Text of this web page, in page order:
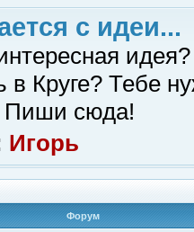
с идеи...
в Круге? Тебе
Пиши сюда!
Игорь
Форум